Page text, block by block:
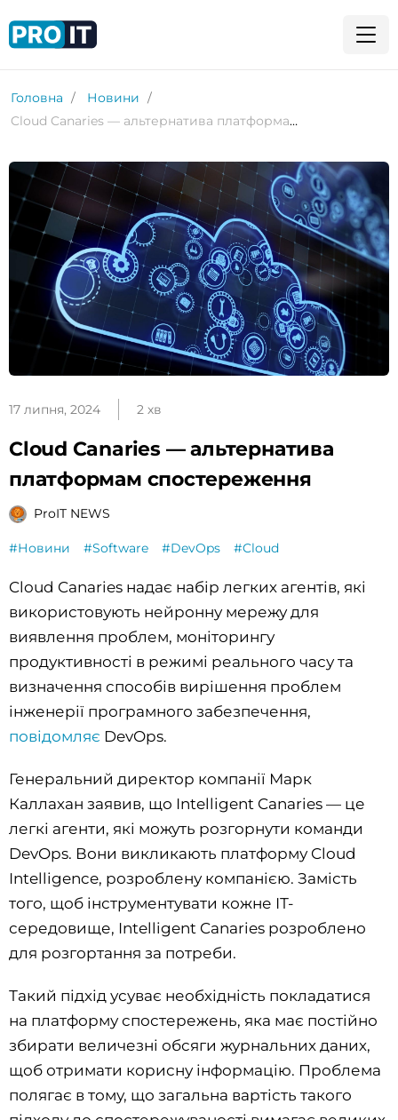
Головна
Новини
Cloud Canaries — альтернатива платформам спостереження
17 липня, 2024 2 хв
Cloud Canaries — альтернатива
платформам спостереження
ProIT NEWS
#Новини #Software #DevOps #Cloud
Cloud Canaries надає набір легких агентів, які
використовують нейронну мережу для
виявлення проблем, моніторингу
продуктивності в режимі реального часу та
визначення способів вирішення проблем
інженерії програмного забезпечення,
повідомляє DevOps.
Генеральний директор компанії Марк
Каллахан заявив, що Intelligent Canaries — це
легкі агенти, які можуть розгорнути команди
DevOps. Вони викликають платформу Cloud
Intelligence, розроблену компанією. Замість
того, щоб інструментувати кожне ІТ-
середовище, Intelligent Canaries розроблено
для розгортання за потреби.
Такий підхід усуває необхідність покладатися
на платформу спостережень, яка має постійно
збирати величезні обсяги журнальних даних,
щоб отримати корисну інформацію. Проблема
полягає в тому, що загальна вартість такого